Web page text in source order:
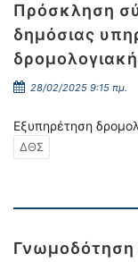
Πρόσκληση
δημόσιας
28/02/2025 9:15 πμ.
Εξυπηρέτηση
ΔΘΣ
Γνωμοδότηση